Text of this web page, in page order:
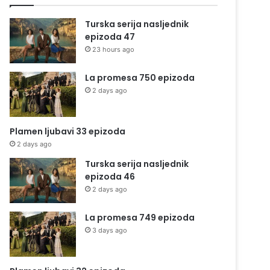
Turska serija nasljednik
epizoda 47
23 hours ago
La promesa 750 epizoda
2 days ago
Plamen ljubavi 33 epizoda
2 days ago
Turska serija nasljednik
epizoda 46
2 days ago
La promesa 749 epizoda
3 days ago